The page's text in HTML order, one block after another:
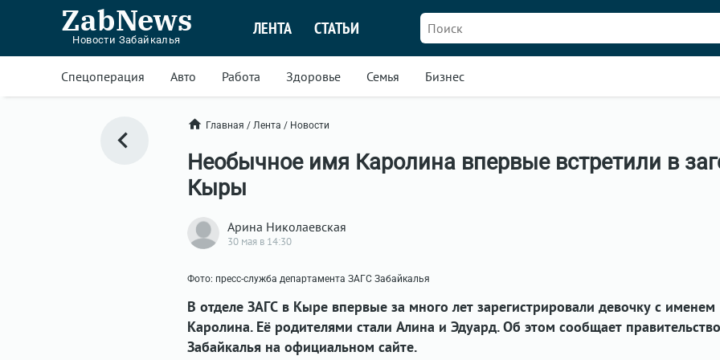
ZabNews
Новости Забайкалья
ЛЕНТА СТАТЬИ
Спецоперация Авто Работа Здоровье Семья Бизнес
Главная / Лента / Новости
Необычное имя Каролина впервые встретили в
Кыры
Арина Николаевская
30 мая в 14:30
Фото: пресс-служба департамента ЗАГС Забайкалья
В отделе ЗАГС в Кыре впервые за много лет зарегистрировали девочку с именем
Каролина. Её родителями стали Алина и Эдуард. Об этом сообщает правительство
Забайкалья на официальном сайте.